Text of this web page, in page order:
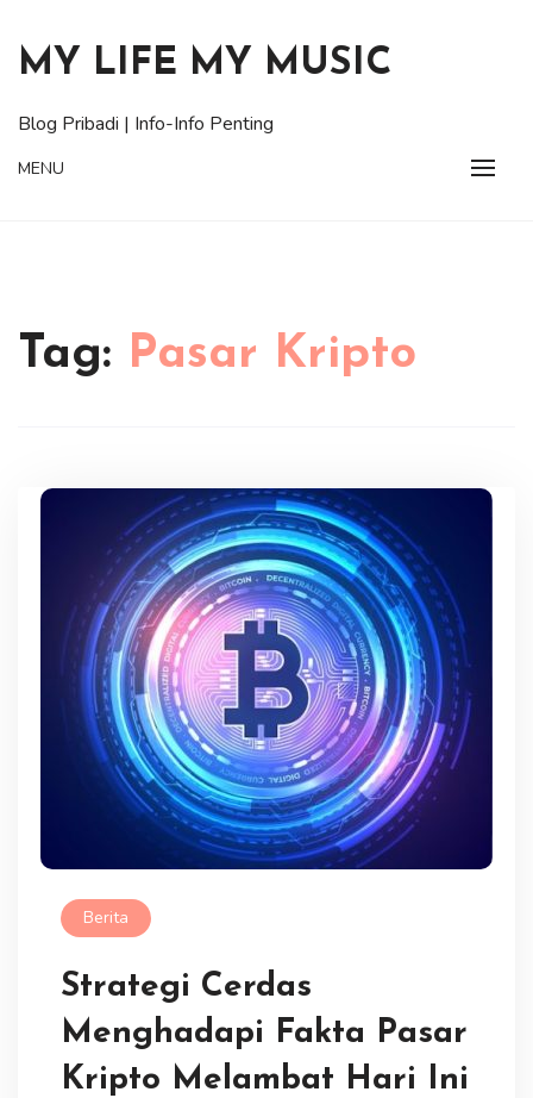
content
MY LIFE MY MUSIC
Blog Pribadi | Info-Info Penting
MENU
Tag: Pasar Kripto
Berita
Strategi Cerdas
Menghadapi Fakta Pasar
Kripto Melambat Hari Ini